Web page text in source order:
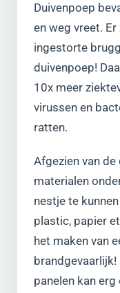
Duivenpoep
en weg vreet.
ingestorte
duivenpoep!
10x meer
virussen en
ratten.
Afgezien van
materialen
nestje te
plastic, papier
het maken van
panelen kan